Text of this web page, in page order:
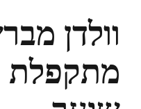
וולדן
מתקפלת